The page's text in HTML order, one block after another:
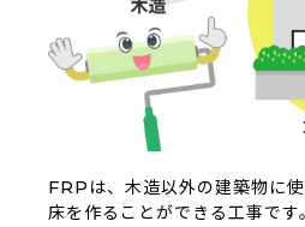
FRPは、木造以外の建築物に
床を作ることができる工事です